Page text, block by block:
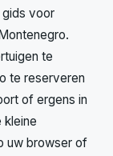
gids voor
te
te reserveren
of ergens in
kleine
uw browser of